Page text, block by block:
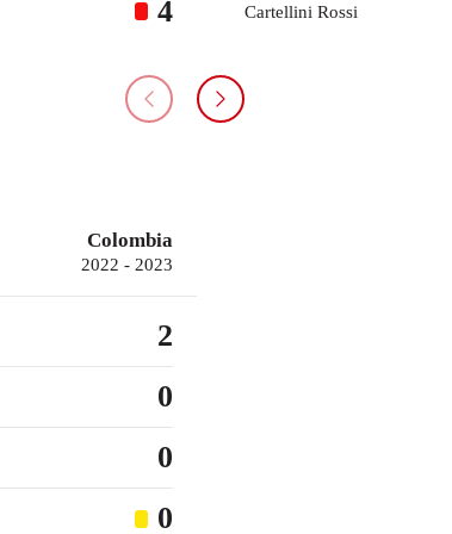
4 Cartellini Rossi
Colombia
2022 - 2023
2
0
0
0